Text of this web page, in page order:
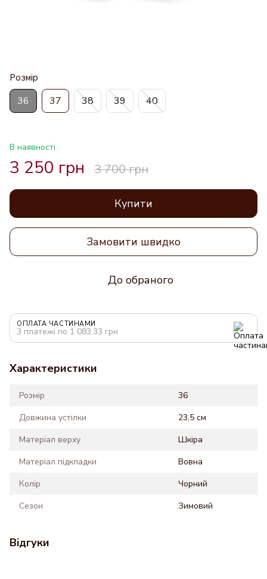
Розмір
36 37 38 39 40
В наявності
3 250 грн 3 700 грн
Купити
Замовити швидко
До обраного
ОПЛАТА ЧАСТИНАМИ
3 платежі по 1 083.33 грн
Характеристики
Розмір
36
Довжина устілки
23,5 см
Матеріал верху
Шкіра
Матеріал підкладки
Вовна
Колір
Чорний
Сезон
Зимовий
Відгуки